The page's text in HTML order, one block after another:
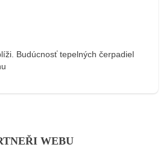
Budúcnosť tepelných čerpadiel
WEBU